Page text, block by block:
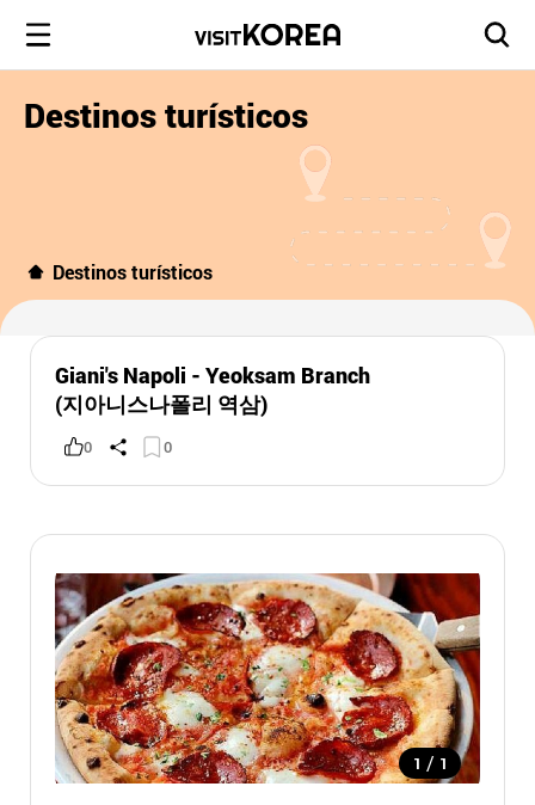
Destinos turísticos
Destinos turísticos
Giani's Napoli - Yeoksam Branch
(지아니스나폴리 역삼)
0 0
1 / 1